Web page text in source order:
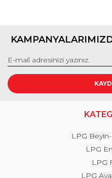
LPG
LPG
LPG
LPG